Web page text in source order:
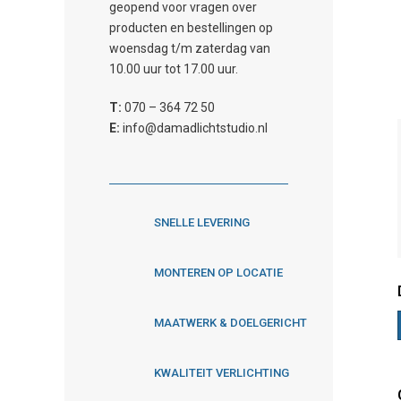
geopend voor vragen over
producten en bestellingen op
woensdag t/m zaterdag van
10.00 uur tot 17.00 uur.
T: 070 – 364 72 50
E: info@damadlichtstudio.nl
SNELLE LEVERING
MONTEREN OP LOCATIE
MAATWERK & DOELGERICHT
KWALITEIT VERLICHTING